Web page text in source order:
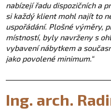
nabízejí řadu dispozičních a
si každý klient mohl najít to
uspořádání. Plošné výměry,
místností, byly navrženy s
vybavení nábytkem a
jako povolené minimum.“
Ing. arch.